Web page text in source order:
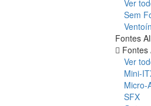
Ver
Sem
Fontes
Fontes
Ver
Mini-
Micro-
SFX